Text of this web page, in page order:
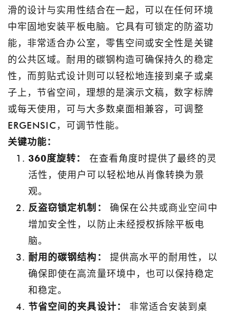
滑的设计与实用性结合在一起，可以在任何环境
中牢固地安装平板电脑。它具有可锁定的防盗功
能，非常适合办公室，零售空间或安全性是关键
的公共区域。耐用的碳钢构造可确保持久的稳定
性，而剪贴式设计则可以轻松地连接到桌子或桌
子上，节省空间，理想的是演示文稿，数字标牌
或每天使用，可与大多数桌面相兼容，可调整
ERGENSIC，可调节性能。
关键功能：
360度旋转：
在查看角度时提供了最终的灵
活性，使用户可以轻松地从肖像转换为景
观。
反盗窃锁定机制：
确保在公共或商业空间中
增加安全性，以防止未经授权拆除平板电
脑。
耐用的碳钢结构：
提供高水平的耐用性，以
确保即使在高流量环境中，也可以保持稳定
和稳定。
节省空间的夹具设计：
非常适合安装到桌